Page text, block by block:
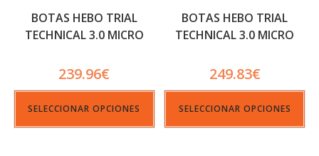
BOTAS HEBO TRIAL
TECHNICAL 3.0 MICRO
239.96€
SELECCIONAR OPCIONES
BOTAS HEBO TRIAL
TECHNICAL 3.0 MICRO
249.83€
SELECCIONAR OPCIONES